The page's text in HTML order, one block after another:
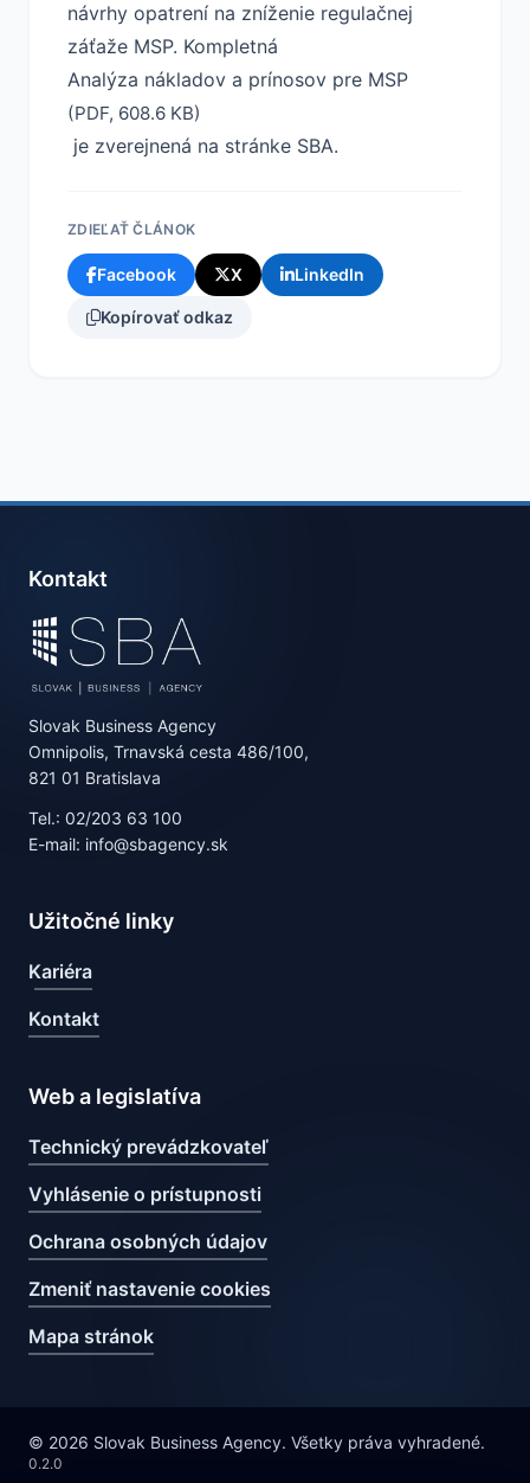
návrhy opatrení na zníženie regulačnej
záťaže MSP. Kompletná
Analýza nákladov a prínosov pre MSP
(PDF, 608.6 KB)
je zverejnená na stránke SBA.
ZDIEĽAŤ ČLÁNOK
Facebook X LinkedIn
Kopírovať odkaz
Kontakt
Slovak Business Agency
Omnipolis, Trnavská cesta 486/100,
821 01 Bratislava
Tel.: 02/203 63 100
E-mail: info@sbagency.sk
Užitočné linky
Kariéra
Kontakt
Web a legislatíva
Technický prevádzkovateľ
Vyhlásenie o prístupnosti
Ochrana osobných údajov
Zmeniť nastavenie cookies
Mapa stránok
© 2026 Slovak Business Agency. Všetky práva vyhradené.
0.2.0